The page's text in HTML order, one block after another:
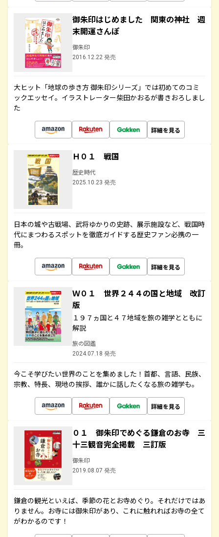
御朱印はじめました 関東の神社 週
末開運さんぽ
御朱印
2016.12.22 発売
大ヒット「地球の歩き方 御朱印シリーズ」では初めてのコミ
ックエッセイ。イラストレーター柴田かおるが書きおろしまし
た
詳細を見る
Ｈ０１ 戦国
歴史時代
2025.10.23 発売
日本の城や古戦場、武将ゆかりの史跡、展示施設など、戦国時
代にまつわるスポットを徹底ガイドする歴史ファン必携の一
冊。
詳細を見る
Ｗ０１ 世界２４４の国と地域 改訂
版
１９７ヵ国と４７地域を旅の雑学とともに
解説
旅の図鑑
2024.07.18 発売
今こそ学びたい世界のことを集めました！首都、言語、民族、
宗教、特長、現地の挨拶、誰かに話したくなる旅の雑学も。
詳細を見る
０１ 御朱印でめぐる鎌倉のお寺 三
十三観音完全掲載 三訂版
御朱印
2019.08.07 発売
鎌倉の観光といえば、季節の花とお寺めぐり。それだけではあ
りません。お寺には御朱印があり、これに触れればお寺の全て
がわかるのです！